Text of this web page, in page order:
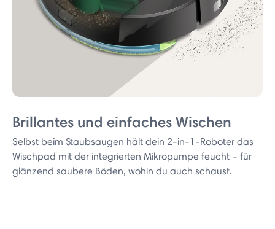
Brillantes und einfaches Wischen
Selbst beim Staubsaugen hält dein 2-in-1-Roboter das
Wischpad mit der integrierten Mikropumpe feucht – für
glänzend saubere Böden, wohin du auch schaust.